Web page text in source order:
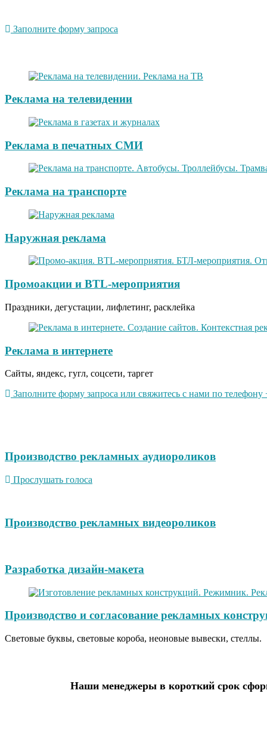
Заполните форму запроса
Реклама на телевидении
Реклама в печатных СМИ
Реклама на транспорте
Наружная реклама
Промоакции и BTL-мероприятия
Праздники, дегустации, лифлетинг, расклейка
Реклама в интернете
Сайты, яндекс, гугл, соцсети, таргет
Заполните форму запроса или свяжитесь с нами по
Производство рекламных аудиороликов
Прослушать голоса
Производство рекламных видеороликов
Разработка дизайн-макета
Производство и согласование рекламных
Световые буквы, световые короба, неоновые вывески, стеллы.
Наши менеджеры в короткий срок